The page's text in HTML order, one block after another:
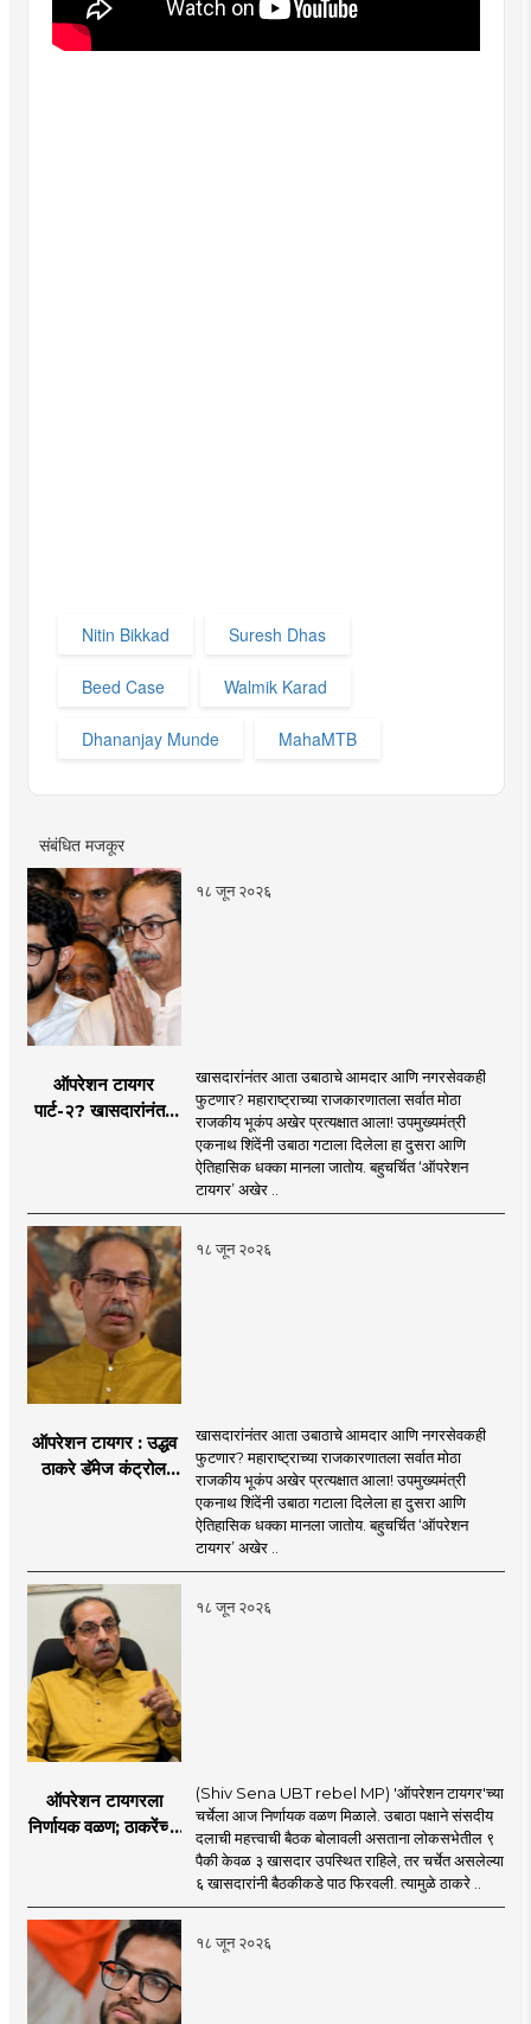
Nitin Bikkad Suresh Dhas
Beed Case Walmik Karad
Dhananjay Munde MahaMTB
संबंधित मजकूर
१८ जून २०२६
ऑपरेशन टायगर
पार्ट-२? खासदारांनंतर
खासदारांनंतर आता उबाठाचे आमदार आणि नगरसेवकही
फुटणार? महाराष्ट्राच्या राजकारणातला सर्वात मोठा
राजकीय भूकंप अखेर प्रत्यक्षात आला! उपमुख्यमंत्री
एकनाथ शिंदेंनी उबाठा गटाला दिलेला हा दुसरा आणि
ऐतिहासिक धक्का मानला जातोय. बहुचर्चित ‘ऑपरेशन
टायगर’ अखेर ..
१८ जून २०२६
ऑपरेशन टायगर : उद्धव
ठाकरे डॅमेज कंट्रोल
शिंदेंकडे जाण्याच्या चर्चा
सुरू
खासदारांनंतर आता उबाठाचे आमदार आणि नगरसेवकही
फुटणार? महाराष्ट्राच्या राजकारणातला सर्वात मोठा
राजकीय भूकंप अखेर प्रत्यक्षात आला! उपमुख्यमंत्री
एकनाथ शिंदेंनी उबाठा गटाला दिलेला हा दुसरा आणि
ऐतिहासिक धक्का मानला जातोय. बहुचर्चित ‘ऑपरेशन
टायगर’ अखेर ..
१८ जून २०२६
ऑपरेशन टायगरला
निर्णायक वळण; ठाकरेंच्या
विलीन होण्याचा प्रस्ताव?
(Shiv Sena UBT rebel MP) 'ऑपरेशन टायगर'च्या
चर्चेला आज निर्णायक वळण मिळाले. उबाठा पक्षाने संसदीय
दलाची महत्त्वाची बैठक बोलावली असताना लोकसभेतील ९
पैकी केवळ ३ खासदार उपस्थित राहिले, तर चर्चेत असलेल्या
६ खासदारांनी बैठकीकडे पाठ फिरवली. त्यामुळे ठाकरे ..
१८ जून २०२६